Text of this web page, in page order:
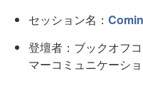
セッション名：
登壇者：ブックオフ
マーコミュニケーシ